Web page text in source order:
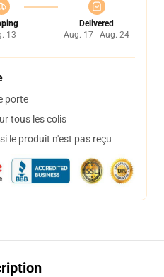
13
Delivered
Aug. 17 - Aug. 24
porte
tous les colis
le produit n'est pas reçu